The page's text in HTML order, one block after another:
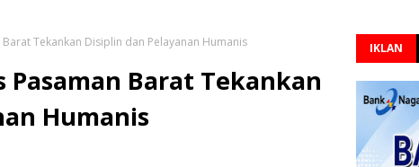
Tekankan Disiplin dan Pelayanan Humanis
Pasaman Barat Tekankan
Humanis
IKLAN